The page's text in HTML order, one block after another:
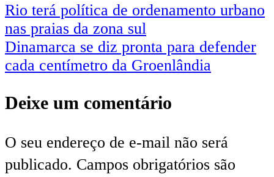
Rio terá política de ordenamento urbano
nas praias da zona sul
Dinamarca se diz pronta para defender
cada centímetro da Groenlândia
Deixe um comentário
O seu endereço de e-mail não será
publicado. Campos obrigatórios são